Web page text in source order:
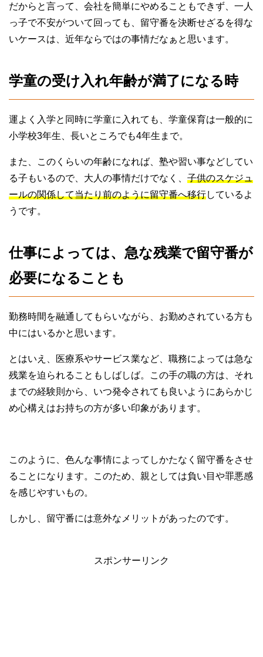
だからと言って、会社を簡単にやめることもできず、一人
っ子で不安がついて回っても、留守番を決断せざるを得な
いケースは、近年ならではの事情だなぁと思います。
学童の受け入れ年齢が満了になる時
運よく入学と同時に学童に入れても、学童保育は一般的に
小学校3年生、長いところでも4年生まで。
また、このくらいの年齢になれば、塾や習い事などしてい
る子もいるので、大人の事情だけでなく、 子供のスケジュ
ールの関係して当たり前のように留守番へ移行しているよ
うです。
仕事によっては、急な残業で留守番が
必要になることも
勤務時間を融通してもらいながら、お勤めされている方も
中にはいるかと思います。
とはいえ、医療系やサービス業など、職務によっては急な
残業を迫られることもしばしば。この手の職の方は、それ
までの経験則から、いつ発令されても良いようにあらかじ
め心構えはお持ちの方が多い印象があります。
このように、色んな事情によってしかたなく留守番をさせ
ることになります。このため、親としては負い目や罪悪感
を感じやすいもの。
しかし、留守番には意外なメリットがあったのです。
スポンサーリンク